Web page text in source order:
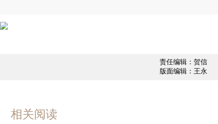
责任编辑：贺信
版面编辑：王永
相关阅读